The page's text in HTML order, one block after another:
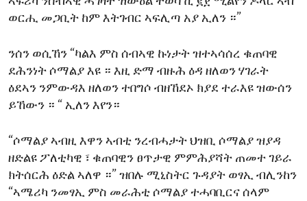
ወርሒ መጋቢት ከም እትገብር ኣፍሊጣ አያ ኢለን ።”
ንሰን ወሲኸን “ካልእ ምስ ሰብኣዊ ኩነታት ዝተኣሳሰረ ቁጠባዊ
ደሕንነት ሶማልያ እዩ ። እዚ ድማ ብዙሕ ዕዳ ዘለወን ሃገራት
ዕደኣን ንምውዳእ ዘለወን ተበግሶ ብዘኸደኦ ክያደ ተራእዩ ዝውሰን
ይኸውን ። “ ኢለን እየን።
“ሶማልያ ኣብዚ እዋን ኣብቲ ንረብሓታት ህዝቢ ሶማልያ ዝያዳ
ዘድልዩ ፖለቲካዊ ፣ ቁጠባዊን ፀጥታዊ ምምሕያሻት ጠመተ ገይራ
ክትሰርሕ ዕድል ኣለዋ ።” ዝበሉ ሚኒስትር ጉዳያት ወፃኢ ብሊንከን
“ኣሜሪካ ንመፃኢ ምስ መራሕቲ ሶማልያ ተሓባቢርና ሰላም